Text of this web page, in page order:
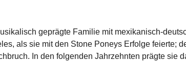
geprägte Familie mit mexikanisch-
als sie mit den Stone Poneys Erfolge feierte;
In den folgenden Jahrzehnten prägte sie